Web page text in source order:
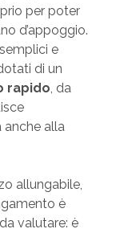
per poter
d’appoggio.
e
di un
rapido, da
alla
allungabile,
è
valutare: è